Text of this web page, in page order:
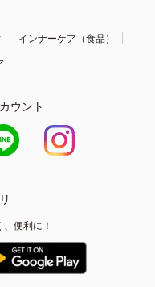
インナーケア（食品）
ウント
便利に！